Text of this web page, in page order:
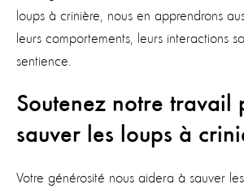
loups à crinière, nous en apprendrons
leurs comportements, leurs interactions
sentience.
Soutenez notre travail
sauver les loups à
Votre générosité nous aidera à sauver